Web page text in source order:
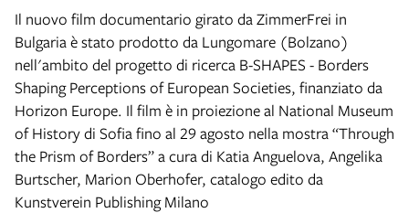
Il nuovo film documentario girato da ZimmerFrei in
Bulgaria è stato prodotto da Lungomare (Bolzano)
nell'ambito del progetto di ricerca B-SHAPES - Borders
Shaping Perceptions of European Societies, finanziato da
Horizon Europe. Il film è in proiezione al National Museum
of History di Sofia fino al 29 agosto nella mostra “Through
the Prism of Borders” a cura di Katia Anguelova, Angelika
Burtscher, Marion Oberhofer, catalogo edito da
Kunstverein Publishing Milano